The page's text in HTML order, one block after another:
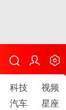
科技
视频
汽车
星座